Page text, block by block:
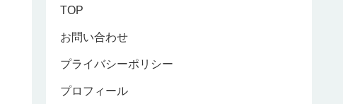
TOP
お問い合わせ
プライバシーポリシー
プロフィール